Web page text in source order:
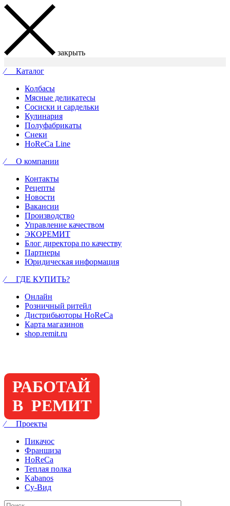
закрыть
⁄ Каталог
Колбасы
Мясные деликатесы
Сосиски и сардельки
Кулинария
Полуфабрикаты
Снеки
HoReCa Line
⁄ О компании
Контакты
Рецепты
Новости
Вакансии
Производство
Управление качеством
ЭКОРЕМИТ
Блог директора по качеству
Партнеры
Юридическая информация
⁄ ГДЕ КУПИТЬ?
Онлайн
Розничный ритейл
Дистрибьюторы HoReCa
Карта магазинов
shop.remit.ru
РАБОТАЙ
В РЕМИТ
⁄ Проекты
Пикачос
Франшиза
HoReCa
Теплая полка
Kabanos
Су-Вид